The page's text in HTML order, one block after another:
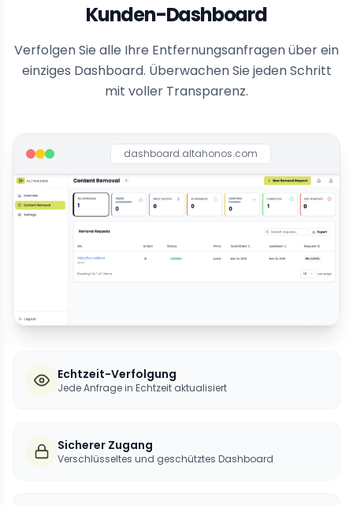
Kunden-Dashboard
Verfolgen Sie alle Ihre Entfernungsanfragen über ein
einziges Dashboard. Überwachen Sie jeden Schritt
mit voller Transparenz.
dashboard.altahonos.com
Echtzeit-Verfolgung
Jede Anfrage in Echtzeit aktualisiert
Sicherer Zugang
Verschlüsseltes und geschütztes Dashboard